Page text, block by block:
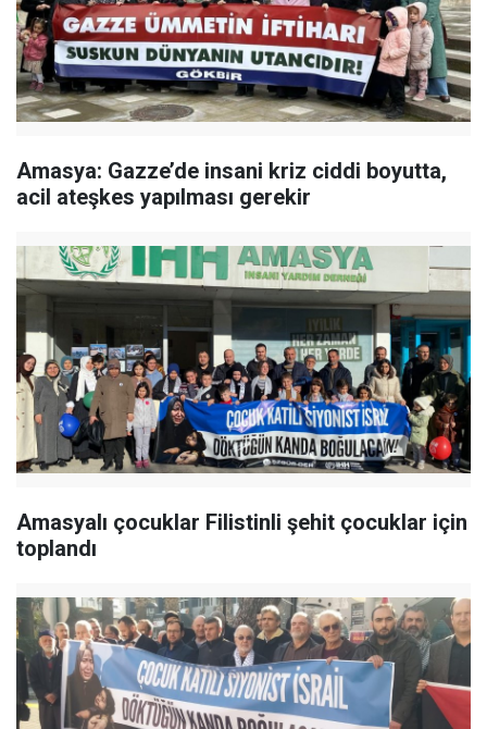
Amasya: Gazze’de insani kriz ciddi boyutta,
acil ateşkes yapılması gerekir
Amasyalı çocuklar Filistinli şehit çocuklar için
toplandı